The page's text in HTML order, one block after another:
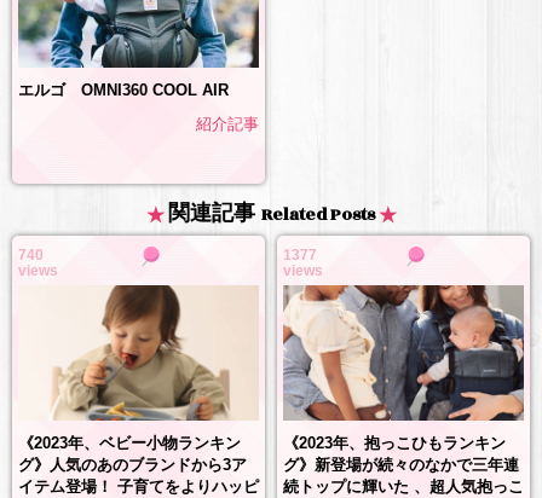
エルゴ OMNI360 COOL AIR
紹介記事
関連記事 Related Posts
740
views
《2023年、ベビー小物ランキン
グ》人気のあのブランドから3ア
イテム登場！ 子育てをよりハッピ
1377
views
《2023年、抱っこひもランキン
グ》新登場が続々のなかで三年連
続トップに輝いた 、超人気抱っこ